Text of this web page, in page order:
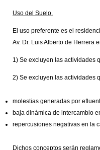
Uso del Suelo.
El uso preferente es el
Av. Dr. Luis Alberto de Herrera
1) Se excluyen las actividades
2) Se excluyen las actividades
molestias generadas por
baja dinámica de intercambio
repercusiones negativas en la
Dichos conceptos serán